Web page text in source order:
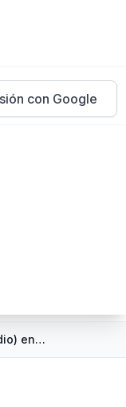
con Google
Apartamentos (Estudio) en Renta desde RD$6,000 en San Francisco de Macorís